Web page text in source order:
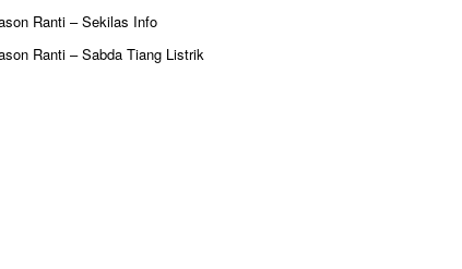
Ranti – Sekilas Info
Ranti – Sabda Tiang Listrik